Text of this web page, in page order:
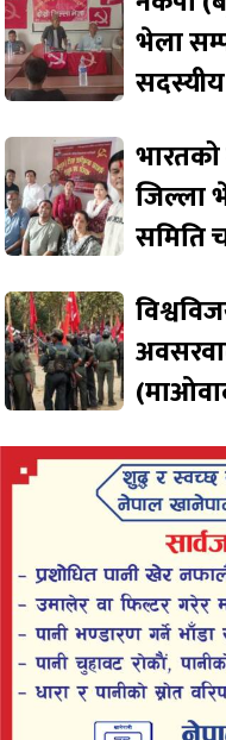
भेला
भारतको
जिल्ला
समिति